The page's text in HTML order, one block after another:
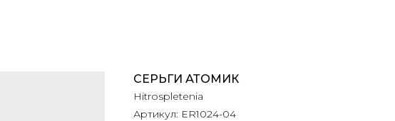
СЕРЬГИ АТОМИК
Hitrospletenia
Артикул: ER1024-04